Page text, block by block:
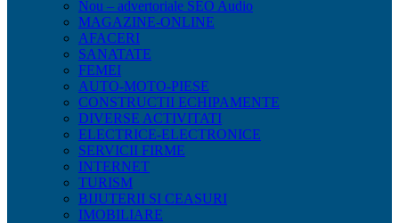
Nou – advertoriale SEO Audio
MAGAZINE-ONLINE
AFACERI
SANATATE
FEMEI
AUTO-MOTO-PIESE
CONSTRUCTII ECHIPAMENTE
DIVERSE ACTIVITATI
ELECTRICE-ELECTRONICE
SERVICII FIRME
INTERNET
TURISM
BIJUTERII SI CEASURI
IMOBILIARE